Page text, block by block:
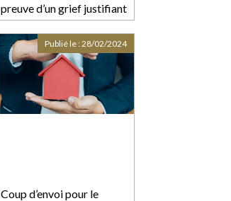
preuve d’un grief justifiant
la nullité d’une telle saisie
Coup d’envoi pour le
Publié le :28/02/2024